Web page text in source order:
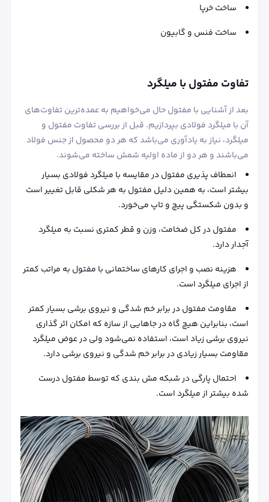
ساخت خرپا
ساخت فنس و گابیون
تفاوت مفتول با میلگرد
بعد از آشنایی با مفتول حال می‌خواهیم به عمده‌ترین تفاوت‌های
آن با میلگرد فولادی بپردازیم. قبل از بررسی تفاوت مفتول و
میلگرد، نیاز به یادآوری می‌باشد که هر دو محصول از جنس فولاد
می‌باشند و هر دو از ماده اولیه شمش ساخته می‌شوند.
انعطاف پذیری مفتول در مقایسه با میلگرد فولادی بسیار
بیشتر است، به همین دلیل مفتول به هر شکلی قابل تغییر است
و بدون شکستگی پیچ و تاپ می‌خورد.
مفتول در کل ضخامت، وزن و قطر کمتری نسبت به میلگرد
آجدار دارد.
هزینه نصب و اجرای کارهای ساختمانی با مفتول به مراتب کمتر
از اجرای میلگرد است.
مقاومت مفتول در برابر خم شدگی و نیروی برشی بسیار کمتر
است، بنابراین هیچ گاه در جاهایی از سازه که امکان اثر گذاری
نیروی برشی زیاد است، استفاده نمی‌شود ولی در عوض میلگرد
مقاومت بسیار زیادی در برابر خم شدگی و نیروی برشی دارد.
احتمال پارگی در شبکه مش بندی که توسط مفتول درست
شده بیشتر از میلگرد است.